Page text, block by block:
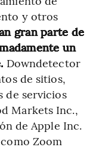
y otros
gran parte de
un
Downdetector
de sitios,
de servicios
Markets Inc.,
de Apple Inc.
Zoom